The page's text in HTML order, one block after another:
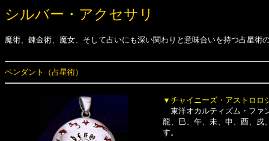
シルバー・アクセサリ
魔術、錬金術、魔女、そして占いにも深い関わりと意味合いを持つ占星術
ペンダント（占星術）
▼チャイニーズ・アストロロ
東洋オカルティズム・ファ
龍、巳、午、未、申、酉、戌
す。